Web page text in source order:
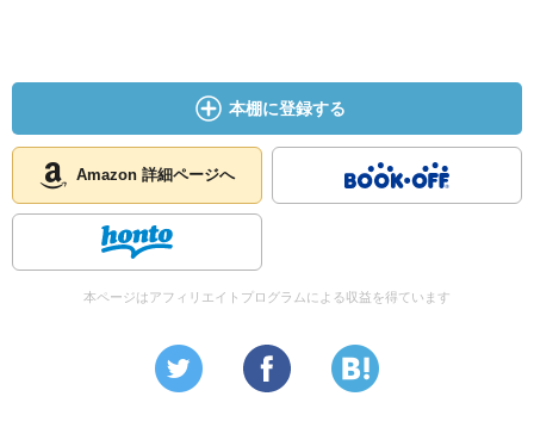
本棚に登録する
Amazon 詳細ページへ
本ページはアフィリエイトプログラムによる収益を得ています